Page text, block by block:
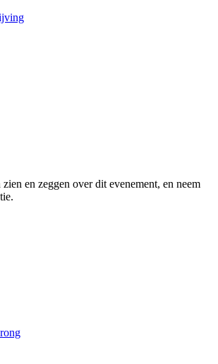
en zeggen over dit evenement, en neem